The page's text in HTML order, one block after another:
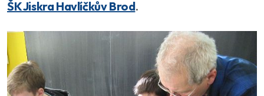
ŠK Jiskra Havlíčkův Brod.